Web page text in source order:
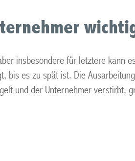
insbesondere für letztere kann
bis es zu spät ist. Die
und der Unternehmer verstirbt,